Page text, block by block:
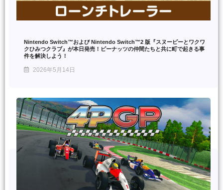
Nintendo Switch™および Nintendo Switch™2 版『スヌーピーとワクワ
クひみつクラブ』が本日発売！ピーナッツの仲間たちと共に町で起きる事
件を解決しよう！
2026年5月14日